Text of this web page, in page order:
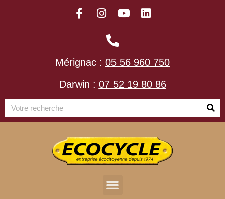
Mérignac : 05 56 960 750
Darwin : 07 52 19 80 86